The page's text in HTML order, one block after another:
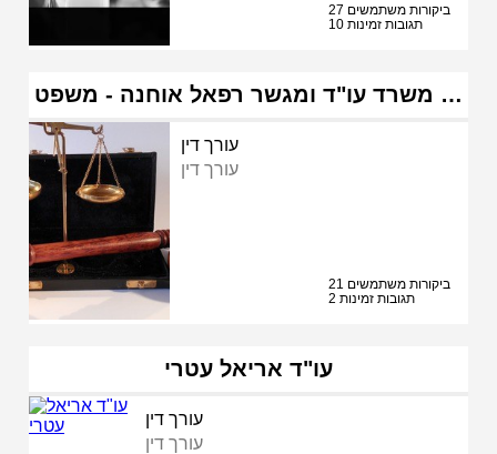
27 ביקורות משתמשים
10 תגובות זמינות
משרד עו"ד ומגשר רפאל אוחנה - משפט …
עורך דין
עורך דין
21 ביקורות משתמשים
2 תגובות זמינות
עו"ד אריאל עטרי
עורך דין
עורך דין